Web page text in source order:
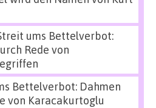
ums Bettelverbot:
Rede von
Bettelverbot: Dahmen
von Karacakurtoglu